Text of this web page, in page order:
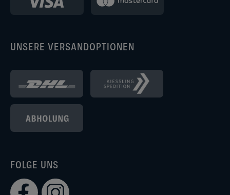
UNSERE VERSANDOPTIONEN
FOLGE UNS